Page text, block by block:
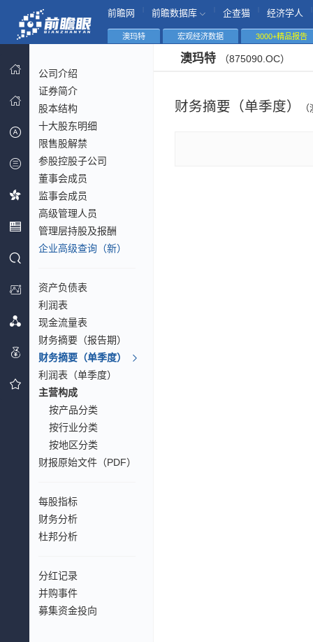
前瞻网 前瞻数据库 企查猫 经济学人
澳玛特 宏观经济数据 3000+精品报告
公司介绍
证券简介
股本结构
十大股东明细
限售股解禁
参股控股子公司
董事会成员
监事会成员
高级管理人员
管理层持股及报酬
企业高级查询（新）
资产负债表
利润表
现金流量表
财务摘要（报告期）
财务摘要（单季度）
利润表（单季度）
主营构成
按产品分类
按行业分类
按地区分类
财报原始文件（PDF）
每股指标
财务分析
杜邦分析
分红记录
并购事件
募集资金投向
澳玛特 （875090.OC）
财务摘要（单季度）